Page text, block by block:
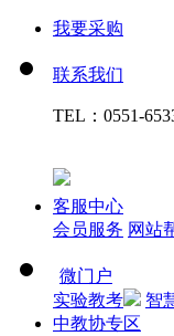
我要采购
联系我们
TEL： 0551-
客服中心
会员服务 网站
微门户
实验教考
智
中教协专区